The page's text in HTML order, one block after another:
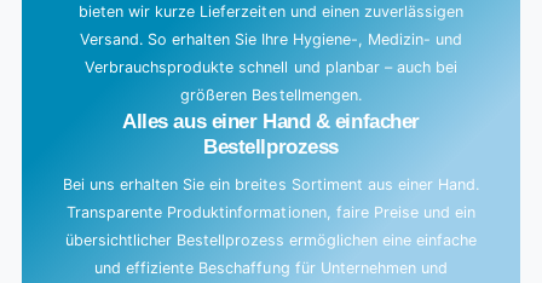
bieten wir kurze Lieferzeiten und einen zuverlässigen
Versand. So erhalten Sie Ihre Hygiene-, Medizin- und
Verbrauchsprodukte schnell und planbar – auch bei
größeren Bestellmengen.
Alles aus einer Hand & einfacher
Bestellprozess
Bei uns erhalten Sie ein breites Sortiment aus einer Hand.
Transparente Produktinformationen, faire Preise und ein
übersichtlicher Bestellprozess ermöglichen eine einfache
und effiziente Beschaffung für Unternehmen und